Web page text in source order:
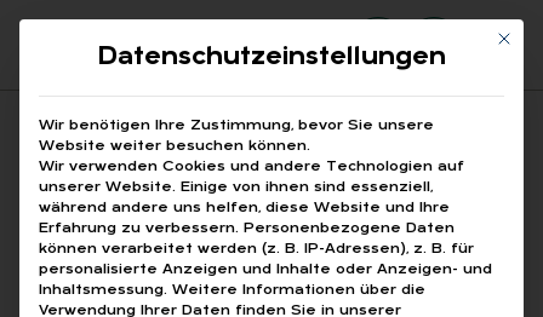
Suchfeld
Suchen
Breadcrumb-Navigation
STARTSEITE ERSTATTUNGSSATZ KRANKENKASSEN
Mit
Datenschutzeinstellungen
Wir benötigen Ihre Zustimmung, bevor Sie unsere
Website weiter besuchen können.
Wir verwenden Cookies und andere Technologien auf
unserer Website. Einige von ihnen sind essenziell,
während andere uns helfen, diese Website und Ihre
Erfahrung zu verbessern. Personenbezogene Daten
können verarbeitet werden (z. B. IP-Adressen), z. B. für
personalisierte Anzeigen und Inhalte oder Anzeigen- und
Inhaltsmessung. Weitere Informationen über die
Verwendung Ihrer Daten finden Sie in unserer